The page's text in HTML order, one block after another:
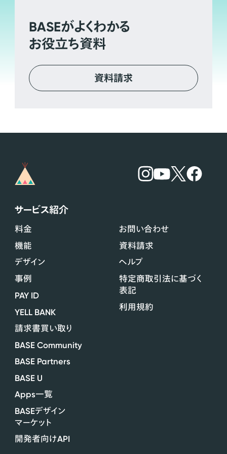
BASEがよくわかる
お役立ち資料
資料請求
サービス紹介
料金
機能
デザイン
事例
PAY ID
YELL BANK
請求書買い取り
BASE Community
BASE Partners
BASE U
Apps一覧
BASEデザイン
マーケット
開発者向けAPI
お問い合わせ
資料請求
ヘルプ
特定商取引法に基づく
表記
利用規約